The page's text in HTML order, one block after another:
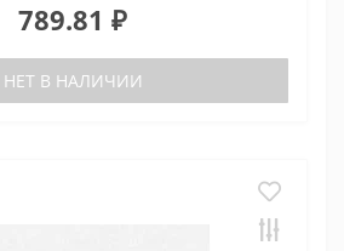
789.81 ₽
НЕТ В НАЛИЧИИ